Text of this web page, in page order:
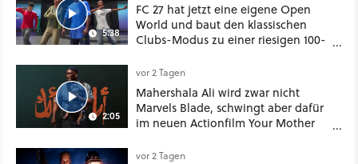
5:38
FC 27 hat jetzt eine eigene Open
World und baut den klassischen
Clubs-Modus zu einer riesigen 100-
2:05
vor 2 Tagen
Mahershala Ali wird zwar nicht
Marvels Blade, schwingt aber dafür
im neuen Actionfilm Your Mother
Schwert
vor 2 Tagen